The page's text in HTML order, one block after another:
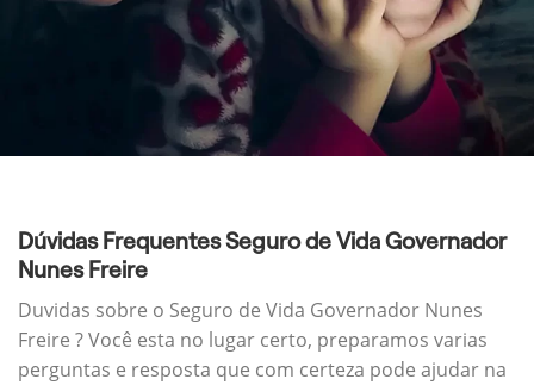
Dúvidas Frequentes Seguro de Vida Governador
Nunes Freire
Duvidas sobre o Seguro de Vida Governador Nunes
Freire ? Você esta no lugar certo, preparamos varias
perguntas e resposta que com certeza pode ajudar na